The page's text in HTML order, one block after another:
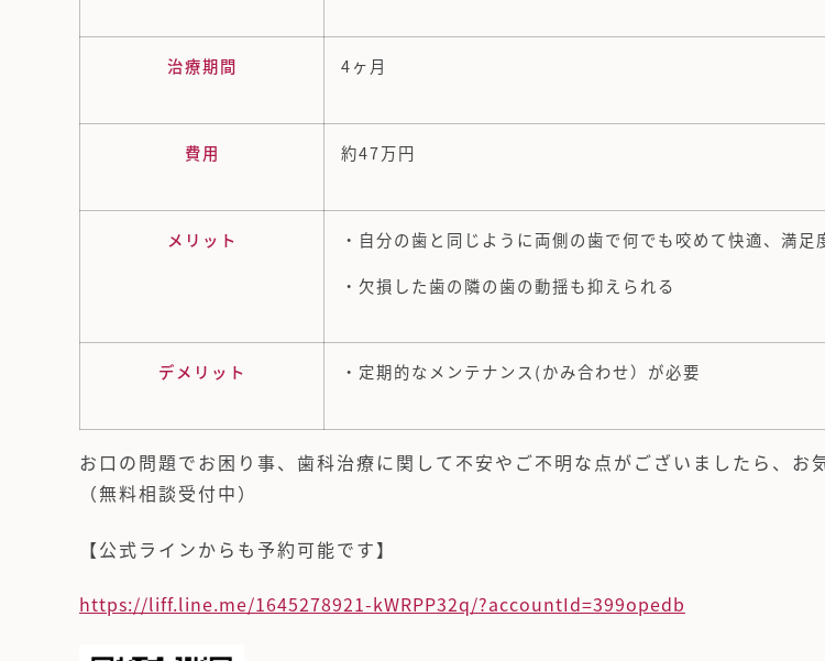
治療期間 4ヶ月
費用 約47万円
メリット
・自分の歯と同じように両側の歯で何でも咬めて快適、満足
・欠損した歯の隣の歯の動揺も抑えられる
デメリット ・定期的なメンテナンス(かみ合わせ）が必要
お口の問題でお困り事、歯科治療に関して不安やご不明な点がございましたら、お
（無料相談受付中）
【公式ラインからも予約可能です】
https://liff.line.me/1645278921-kWRPP32q/?accountId=399opedb